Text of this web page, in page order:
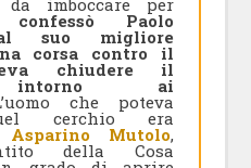
imboccare per
confessò Paolo
suo migliore
corsa contro il
chiudere il
intorno ai
che poteva
cerchio era
Asparino Mutolo,
della Cosa